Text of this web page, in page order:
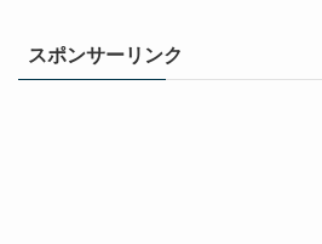
スポンサーリンク